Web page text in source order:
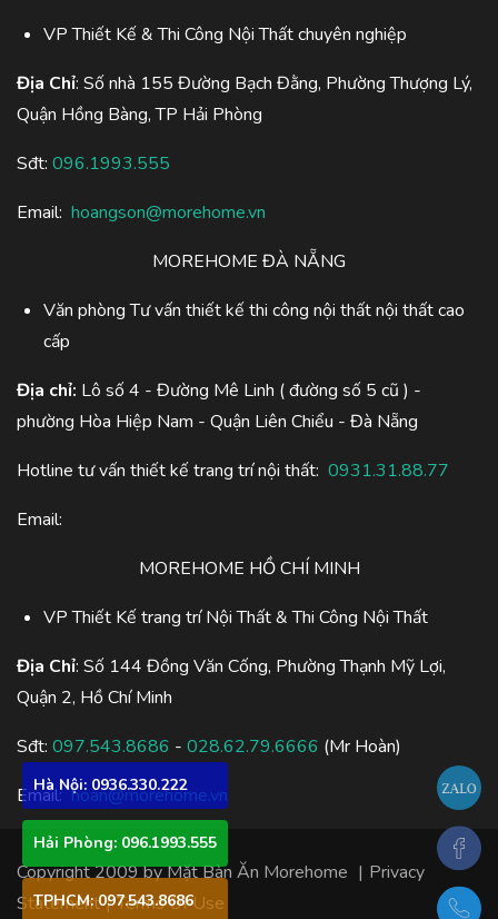
Hà Nội: 0936.330.222
Hải Phòng: 096.1993.555
TPHCM: 097.543.8686
VP Thiết Kế & Thi Công Nội Thất chuyên nghiệp
Địa Chỉ: Số nhà 155 Đường Bạch Đằng, Phường Thượng Lý,
Quận Hồng Bàng, TP Hải Phòng
Sđt: 096.1993.555
Email: hoangson@morehome.vn
MOREHOME ĐÀ NẴNG
Văn phòng Tư vấn thiết kế thi công nội thất nội thất cao
cấp
Địa chỉ: Lô số 4 - Đường Mê Linh ( đường số 5 cũ ) -
phường Hòa Hiệp Nam - Quận Liên Chiểu - Đà Nẵng
Hotline tư vấn thiết kế trang trí nội thất: 0931.31.88.77
Email:
MOREHOME HỒ CHÍ MINH
VP Thiết Kế trang trí Nội Thất & Thi Công Nội Thất
Địa Chỉ: Số 144 Đồng Văn Cống, Phường Thạnh Mỹ Lợi,
Quận 2, Hồ Chí Minh
Sđt: 097.543.8686 - 028.62.79.6666 (Mr Hoàn)
Email:hoan@morehome.vn
Copyright 2009 byMặt Bàn Ăn Morehome | Privacy
Statement | Terms Of Use